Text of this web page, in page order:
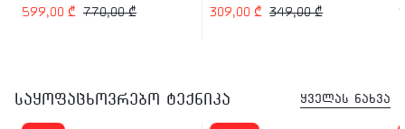
770,00₾
599,00 ₾ 349,00₾
309,00 ₾
საყოფაცხოვრებო ტექნიკა ყველას ნახვა